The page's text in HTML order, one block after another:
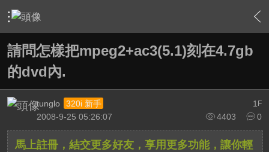
› 影片創作區 › 剪接軟硬體討論區 › 內容
請問怎樣把mpeg2+ac3(5.1)刻在4.7gb
的dvd內.
1 F
tunglo
320i 新手
4403
0
2008-9-25 05:26:07
馬上註冊，結交更多好友，享用更多功能，讓你輕